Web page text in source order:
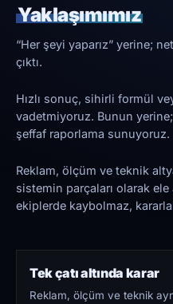
Yaklaşımımız
“Her şeyi yaparız” yerine;
çıktı.
Hızlı sonuç, sihirli formül
vadetmiyoruz. Bunun
şeffaf raporlama sunuyoruz.
Reklam, ölçüm ve teknik
sistemin parçaları olarak ele
ekiplerde kaybolmaz,
Tek çatı altında karar
Reklam, ölçüm ve teknik